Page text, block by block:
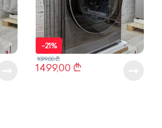
-21%
1499,00 ₾
1899,00₾